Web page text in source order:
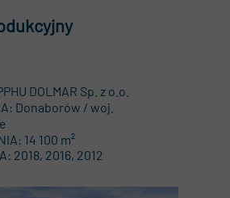
DOLMAR Sp. z o.o.
Donaborów / woj.
14 100 m²
2018, 2016, 2012